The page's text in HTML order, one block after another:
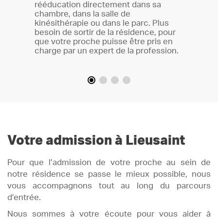
rééducation directement dans sa
chambre, dans la salle de
kinésithérapie ou dans le parc. Plus
besoin de sortir de la résidence, pour
que votre proche puisse être pris en
charge par un expert de la profession.
Votre admission à Lieusaint
Pour que l’admission de votre proche au sein de
notre résidence se passe le mieux possible, nous
vous accompagnons tout au long du parcours
d’entrée.
Nous sommes à votre écoute pour vous aider à